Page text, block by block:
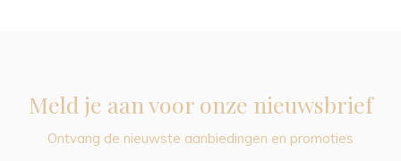
Meld je aan voor onze nieuwsbrief
Ontvang de nieuwste aanbiedingen en promoties